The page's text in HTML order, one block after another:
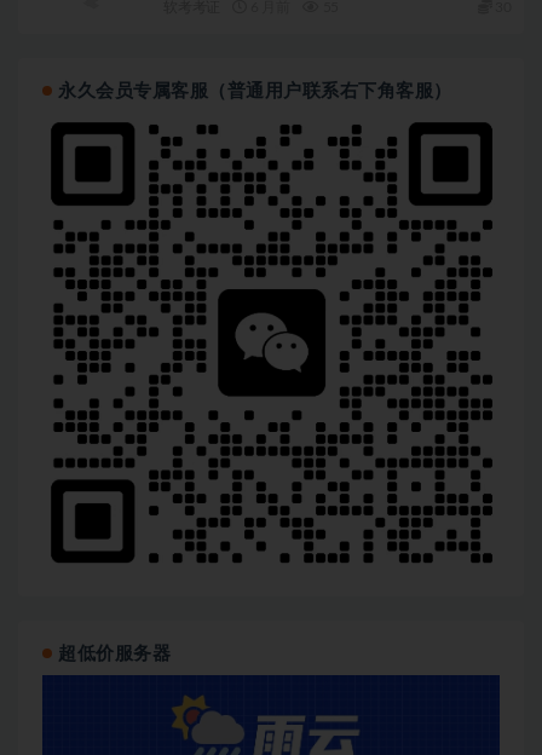
永久会员专属客服（普通用户联系右下角客服）
超低价服务器